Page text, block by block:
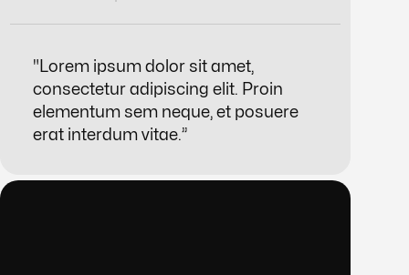
" Lorem ipsum dolor sit amet,
consectetur adipiscing elit. Proin
elementum sem neque, et posuere
erat interdum vitae.”